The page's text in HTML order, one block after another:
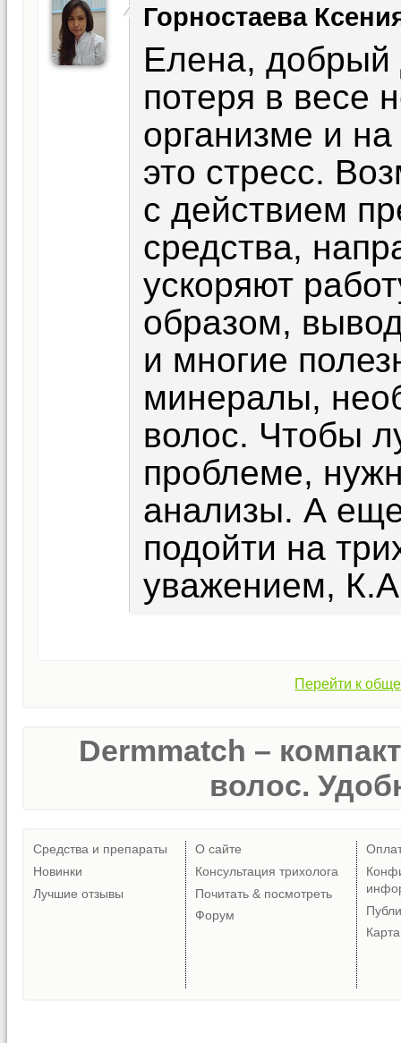
Горностаева
Елена, добрый
потеря в весе
организме и
это стресс.
с действием
средства,
ускоряют
образом,
и многие
минералы,
волос. Чтобы
проблеме,
анализы. А
подойти на
уважением,
Перейти к
Dermmatch –
волос.
Средства и препараты
Новинки
Лучшие отзывы
О сайте
Консультация трихолога
Почитать & посмотреть
Форум